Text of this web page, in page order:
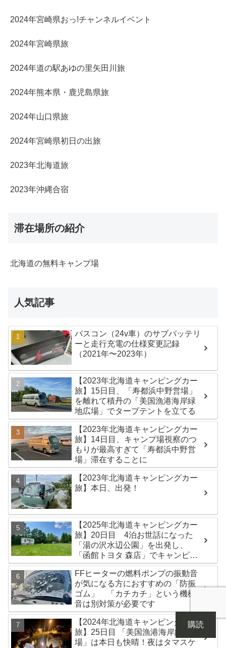
2024年宮崎県おっ!チャンネルイベント
2024年宮崎県旅
2024年道の駅あゆの里矢田川旅
2024年熊本県・鹿児島県旅
2024年山口県旅
2024年宮崎県初日の出旅
2023年北海道旅
2023年沖縄合宿
滞在場所の紹介
北海道の無料キャンプ場
人気記事
バスコン（24v車）のサブバッテリ
ーと走行充電の仕様変更記録
（2021年〜2023年）
【2023年北海道キャンピングカー
旅】15日目、「寿都浜中野営場」
を離れて積丹の「美国漁港海岸緑
地広場」でタープテントを立てる
【2023年北海道キャンピングカー
旅】14日目、キャンプ場視察のつ
もりが最高すぎて「寿都浜中野営
場」滞在することに
【2023年北海道キャンピングカー
旅】本日、出発！
【2025年北海道キャンピングカー
旅】20日目 4泊お世話になった
「湯の沢水辺公園」を出発し、
「函館トヨタ 森店」でキャンピン
グカーのオイル交換完了！今日は
伊達市の「徳舜瞥山麓キャンプ
場」へ
FFヒーターの燃料ポンプの振動音
が気になる方におすすめの「防振
ゴム」 「カチカチ」という機械
音は別対策が必要です
【2024年北海道キャンピングカー
旅】25日目 「美国漁港海岸緑地広
場」は本日も快晴！夜はタマスケ
購読